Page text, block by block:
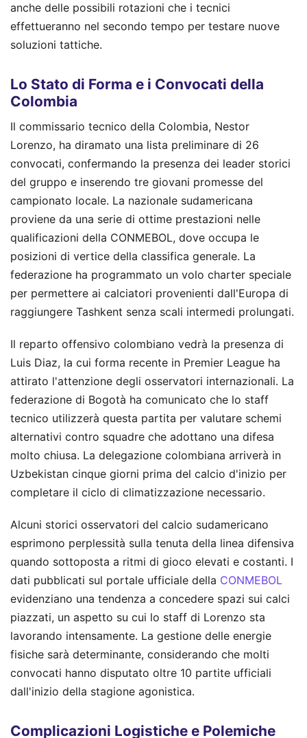
anche delle possibili rotazioni che i tecnici
effettueranno nel secondo tempo per testare nuove
soluzioni tattiche.
Lo Stato di Forma e i Convocati della
Colombia
Il commissario tecnico della Colombia, Nestor
Lorenzo, ha diramato una lista preliminare di 26
convocati, confermando la presenza dei leader storici
del gruppo e inserendo tre giovani promesse del
campionato locale. La nazionale sudamericana
proviene da una serie di ottime prestazioni nelle
qualificazioni della CONMEBOL, dove occupa le
posizioni di vertice della classifica generale. La
federazione ha programmato un volo charter speciale
per permettere ai calciatori provenienti dall'Europa di
raggiungere Tashkent senza scali intermedi prolungati.
Il reparto offensivo colombiano vedrà la presenza di
Luis Diaz, la cui forma recente in Premier League ha
attirato l'attenzione degli osservatori internazionali. La
federazione di Bogotà ha comunicato che lo staff
tecnico utilizzerà questa partita per valutare schemi
alternativi contro squadre che adottano una difesa
molto chiusa. La delegazione colombiana arriverà in
Uzbekistan cinque giorni prima del calcio d'inizio per
completare il ciclo di climatizzazione necessario.
Alcuni storici osservatori del calcio sudamericano
esprimono perplessità sulla tenuta della linea difensiva
quando sottoposta a ritmi di gioco elevati e costanti. I
dati pubblicati sul portale ufficiale della CONMEBOL
evidenziano una tendenza a concedere spazi sui calci
piazzati, un aspetto su cui lo staff di Lorenzo sta
lavorando intensamente. La gestione delle energie
fisiche sarà determinante, considerando che molti
convocati hanno disputato oltre 10 partite ufficiali
dall'inizio della stagione agonistica.
Complicazioni Logistiche e Polemiche